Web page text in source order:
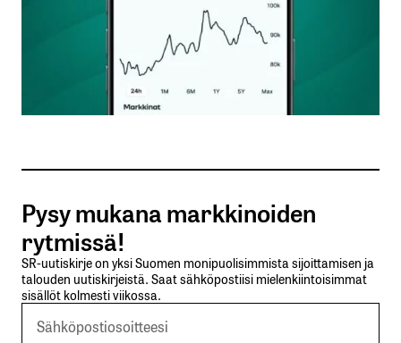
Nimesi tai nimimerkkisi
Sähköpostiosoitteesi
Tilaa SalkunRakentajan uutiskirje
Lähetä kommentti
Pysy mukana markkinoiden
rytmissä!
SR-uutiskirje on yksi Suomen monipuolisimmista sijoittamisen ja
talouden uutiskirjeistä. Saat sähköpostiisi mielenkiintoisimmat
sisällöt kolmesti viikossa.